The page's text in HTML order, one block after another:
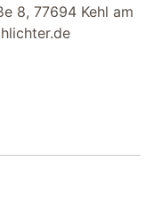
8, 77694 Kehl am